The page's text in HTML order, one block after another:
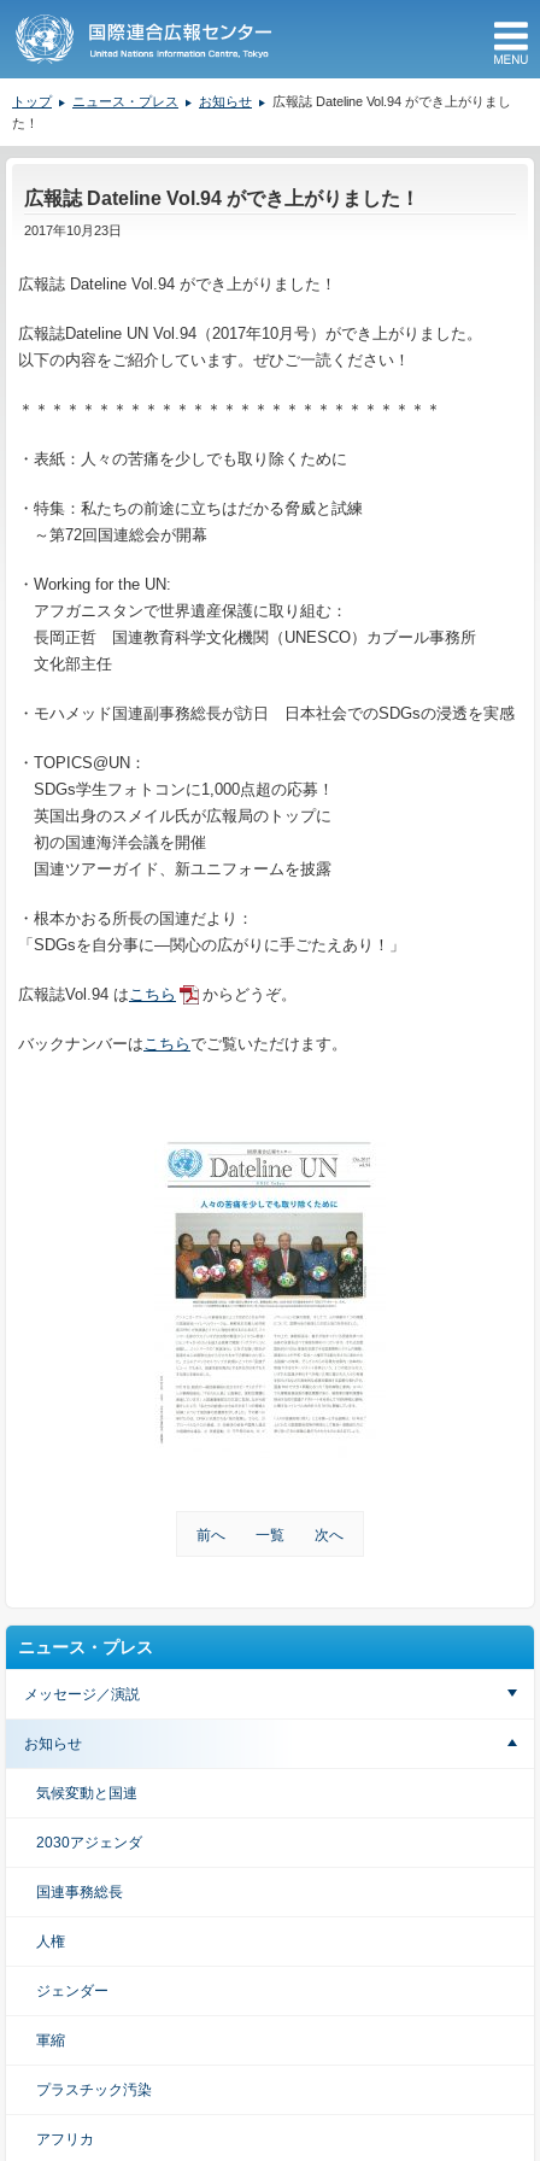
トップ ニュース・プレス お知らせ
広報誌 Dateline Vol.94 ができ上がりまし
た！
広報誌 Dateline Vol.94 ができ上がりました！
2017年10月23日
広報誌 Dateline Vol.94 ができ上がりました！
広報誌Dateline UN Vol.94（2017年10月号）ができ上がりました。
以下の内容をご紹介しています。ぜひご一読ください！
＊＊＊＊＊＊＊＊＊＊＊＊＊＊＊＊＊＊＊＊＊＊＊＊＊＊＊
・表紙：人々の苦痛を少しでも取り除くために
・特集：私たちの前途に立ちはだかる脅威と試練
～第72回国連総会が開幕
・Working for the UN:
アフガニスタンで世界遺産保護に取り組む：
長岡正哲 国連教育科学文化機関（UNESCO）カブール事務所
文化部主任
・モハメッド国連副事務総長が訪日 日本社会でのSDGsの浸透を実感
・TOPICS@UN：
SDGs学生フォトコンに1,000点超の応募！
英国出身のスメイル氏が広報局のトップに
初の国連海洋会議を開催
国連ツアーガイド、新ユニフォームを披露
・根本かおる所長の国連だより：
「SDGsを自分事に―関心の広がりに手ごたえあり！」
広報誌Vol.94 はこちら からどうぞ。
バックナンバーはこちらでご覧いただけます。
前へ 一覧 次へ
ニュース・プレス
メッセージ／演説
お知らせ
気候変動と国連
2030アジェンダ
国連事務総長
人権
ジェンダー
軍縮
プラスチック汚染
アフリカ